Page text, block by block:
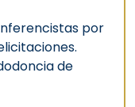
por
de